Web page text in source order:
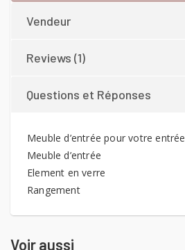
Vendeur
Reviews (1)
Questions et Réponses
Meuble d’entrée pour votre entrée
Meuble d’entrée
Element en verre
Rangement
Voir aussi